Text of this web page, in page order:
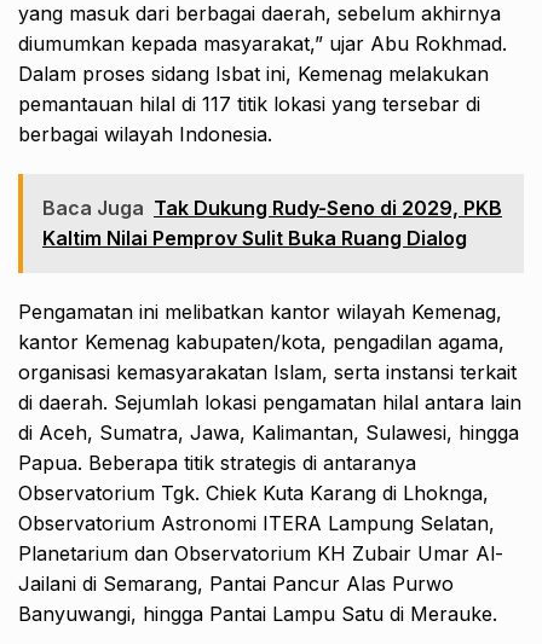
yang masuk dari berbagai daerah, sebelum akhirnya
diumumkan kepada masyarakat,” ujar Abu Rokhmad.
Dalam proses sidang Isbat ini, Kemenag melakukan
pemantauan hilal di 117 titik lokasi yang tersebar di
berbagai wilayah Indonesia.
Baca Juga Tak Dukung Rudy-Seno di 2029, PKB
Kaltim Nilai Pemprov Sulit Buka Ruang Dialog
Pengamatan ini melibatkan kantor wilayah Kemenag,
kantor Kemenag kabupaten/kota, pengadilan agama,
organisasi kemasyarakatan Islam, serta instansi terkait
di daerah. Sejumlah lokasi pengamatan hilal antara lain
di Aceh, Sumatra, Jawa, Kalimantan, Sulawesi, hingga
Papua. Beberapa titik strategis di antaranya
Observatorium Tgk. Chiek Kuta Karang di Lhoknga,
Observatorium Astronomi ITERA Lampung Selatan,
Planetarium dan Observatorium KH Zubair Umar Al-
Jailani di Semarang, Pantai Pancur Alas Purwo
Banyuwangi, hingga Pantai Lampu Satu di Merauke.